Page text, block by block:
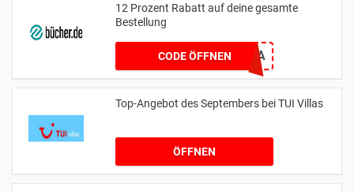
12 Prozent Rabatt auf deine gesamte
Bestellung
CODE ÖFFNEN
WELOVEMAMAPAPA
Top-Angebot des Septembers bei TUI Villas
ÖFFNEN